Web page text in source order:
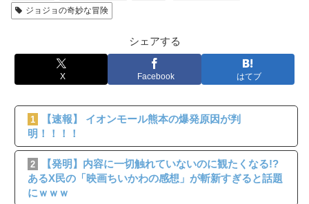
ジョジョの奇妙な冒険
シェアする
X Facebook はてブ
1
【速報】 イオンモール熊本の爆発原因が判
明！！！！
2
【発明】内容に一切触れていないのに観たくなる!?
あるX民の「映画ちいかわの感想」が斬新すぎると話題
にｗｗｗ